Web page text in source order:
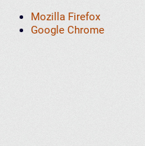
Mozilla Firefox
Google Chrome